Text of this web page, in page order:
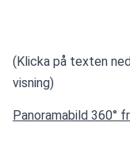
(Klicka på texten
visning)
Panoramabild 360°